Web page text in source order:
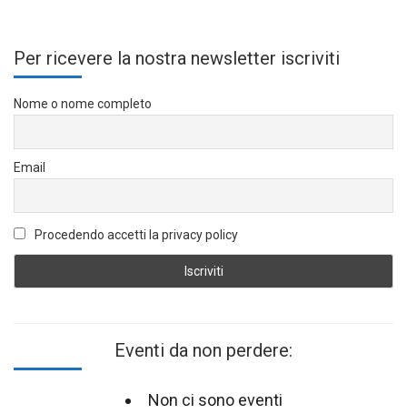
Per ricevere la nostra newsletter iscriviti
Nome o nome completo
Email
Procedendo accetti la privacy policy
Eventi da non perdere:
Non ci sono eventi